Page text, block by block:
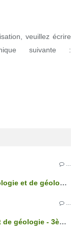
Glossaire illustré de biologie et de géologie - 3ème édition
Glossaire de biologie et de géologie - 3ème édition
veuillez écrire
suivante :